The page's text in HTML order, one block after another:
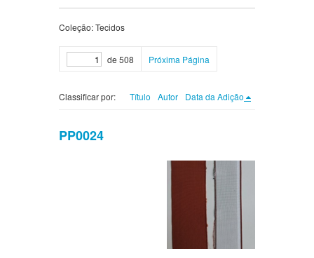
Coleção: Tecidos
de 508 Próxima Página
Classificar por: Título Autor Data da Adição
PP0024